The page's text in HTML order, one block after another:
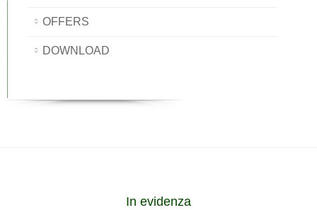
OFFERS
DOWNLOAD
In evidenza